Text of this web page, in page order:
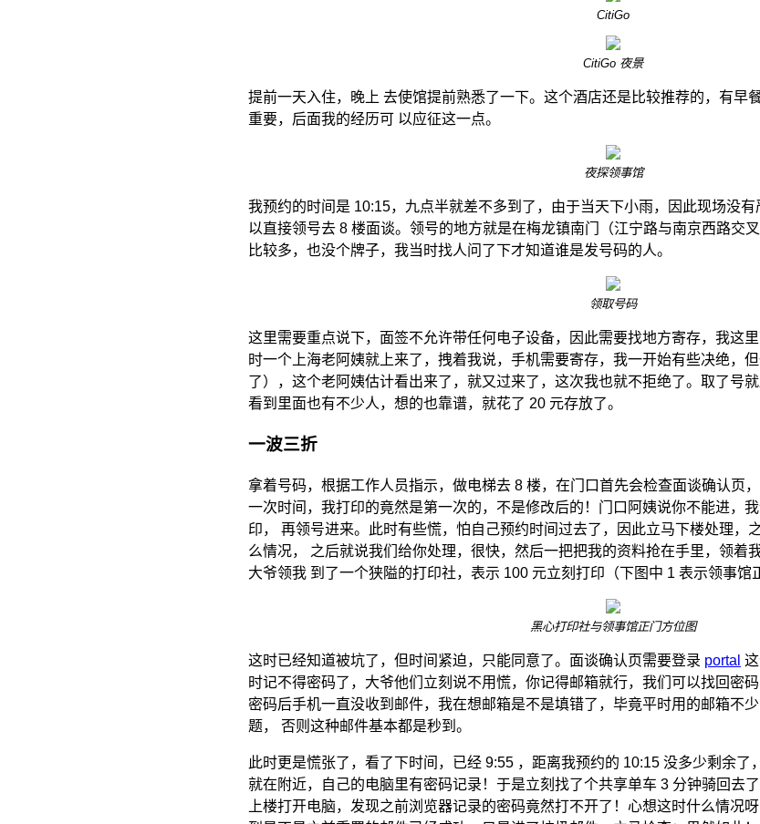
CitiGo
CitiGo 夜景
提前一天入住，晚上 去使馆提前熟悉了一下。这个酒店还是比较推荐的，有早
重要，后面我的经历可 以应征这一点。
夜探领事馆
我预约的时间是 10:15，九点半就差不多到了，由于当天下小雨，因此现场没
以直接领号去 8 楼面谈。领号的地方就是在梅龙镇南门（江宁路与南京西路交
比较多，也没个牌子，我当时找人问了下才知道谁是发号码的人。
领取号码
这里需要重点说下，面签不允许带任何电子设备，因此需要找地方寄存，我这
时一个上海老阿姨就上来了，拽着我说，手机需要寄存，我一开始有些决绝，
了），这个老阿姨估计看出来了，就又过来了，这次我也就不拒绝了。取了号
看到里面也有不少人，想的也靠谱，就花了 20 元存放了。
一波三折
拿着号码，根据工作人员指示，做电梯去 8 楼，在门口首先会检查面谈确认页
一次时间，我打印的竟然是第一次的，不是修改后的！门口阿姨说你不能进，
印， 再领号进来。此时有些慌，怕自己预约时间过去了，因此立马下楼处理，
么情况， 之后就说我们给你处理，很快，然后一把把我的资料抢在手里，领着
大爷领我 到了一个狭隘的打印社，表示 100 元立刻打印（下图中 1 表示领事馆
黑心打印社与领事馆正门方位图
这时已经知道被坑了，但时间紧迫，只能同意了。面谈确认页需要登录 portal
时记不得密码了，大爷他们立刻说不用慌，你记得邮箱就行，我们可以找回密
密码后手机一直没收到邮件，我在想邮箱是不是填错了，毕竟平时用的邮箱不
题， 否则这种邮件基本都是秒到。
此时更是慌张了，看了下时间，已经 9:55 ，距离我预约的 10:15 没多少剩余了
就在附近，自己的电脑里有密码记录！于是立刻找了个共享单车 3 分钟骑回去
上楼打开电脑，发现之前浏览器记录的密码竟然打不开了！心想这时什么情况